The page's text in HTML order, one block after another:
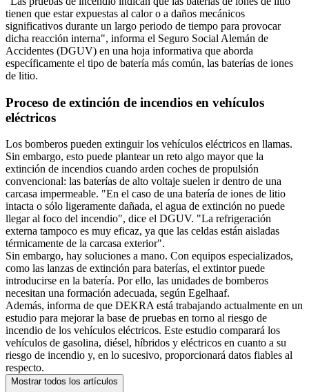
tienen que estar expuestas al calor o a daños mecánicos
significativos durante un largo periodo de tiempo para provocar
dicha reacción interna", informa el Seguro Social Alemán de
Accidentes (DGUV) en una hoja informativa que aborda
específicamente el tipo de batería más común, las baterías de iones
de litio.
Proceso de extinción de incendios en vehículos
eléctricos
Los bomberos pueden extinguir los vehículos eléctricos en llamas.
Sin embargo, esto puede plantear un reto algo mayor que la
extinción de incendios cuando arden coches de propulsión
convencional: las baterías de alto voltaje suelen ir dentro de una
carcasa impermeable. "En el caso de una batería de iones de litio
intacta o sólo ligeramente dañada, el agua de extinción no puede
llegar al foco del incendio", dice el DGUV. "La refrigeración
externa tampoco es muy eficaz, ya que las celdas están aisladas
térmicamente de la carcasa exterior".
Sin embargo, hay soluciones a mano. Con equipos especializados,
como las lanzas de extinción para baterías, el extintor puede
introducirse en la batería. Por ello, las unidades de bomberos
necesitan una formación adecuada, según Egelhaaf.
Además, informa de que DEKRA está trabajando actualmente en un
estudio para mejorar la base de pruebas en torno al riesgo de
incendio de los vehículos eléctricos. Este estudio comparará los
vehículos de gasolina, diésel, híbridos y eléctricos en cuanto a su
riesgo de incendio y, en lo sucesivo, proporcionará datos fiables al
respecto.
Mostrar todos los artículos